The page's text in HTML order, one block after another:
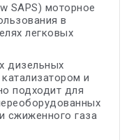
SAPS) моторное
в
легковых
дизельных
и
подходит для
сжиженного газа